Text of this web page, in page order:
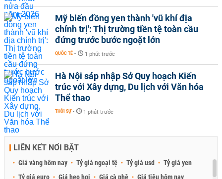
Mỹ biến đồng yen thành 'vũ khí địa
chính trị': Thị trường tiền tệ toàn cầu
đứng trước bước ngoặt lớn
QUỐC TẾ - 1 phút trước
Hà Nội sáp nhập Sở Quy hoạch Kiến
trúc với Xây dựng, Du lịch với Văn hóa
Thể thao
THỜI SỰ - 1 phút trước
LIÊN KẾT NỔI BẬT
Giá vàng hôm nay Tỷ giá ngoại tệ Tỷ giá usd
Tỷ giá yen
Tỷ giá euro
Giá heo hơi Giá cà phê Giá tiêu hôm nay